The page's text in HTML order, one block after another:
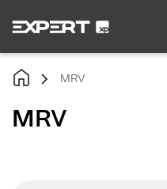
MRV
MRV